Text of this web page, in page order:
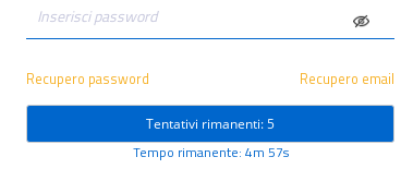
Recupero password Recupero email
Tentativi rimanenti: 5
Tempo rimanente: 4m 57s